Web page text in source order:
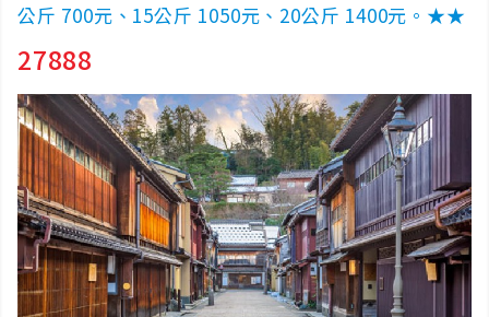
公斤 700元、15公斤 1050元、20公斤 1400元。★★
27888